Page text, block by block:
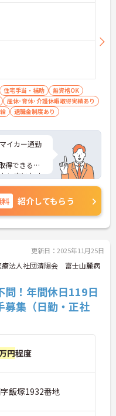
住宅手当・補助
無資格OK
産休･育休･介護休暇取得実績あり
退職金制度あり
イカー通勤
得できるの
い方におす
てしっかり
の支給実績と
勤務終了後
など、さら
ご相談くだ
紹介してもらう
更新日：2025年11月25日
療法人社団清陽会 富士山麓病
問！年間休日119日
集（日勤・正社
円程度
飯塚1932番地